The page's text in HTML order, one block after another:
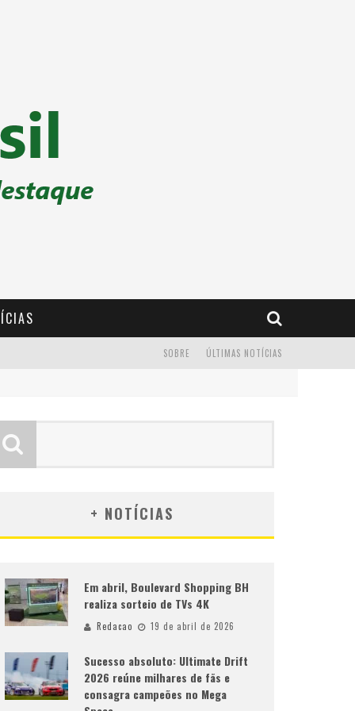
ÚLTIMAS NOTÍCIAS
SOBRE
+ NOTÍCIAS
Em abril, Boulevard Shopping BH
realiza sorteio de TVs 4K
Redacao 19 de abril de 2026
Sucesso absoluto: Ultimate Drift
2026 reúne milhares de fãs e
consagra campeões no Mega